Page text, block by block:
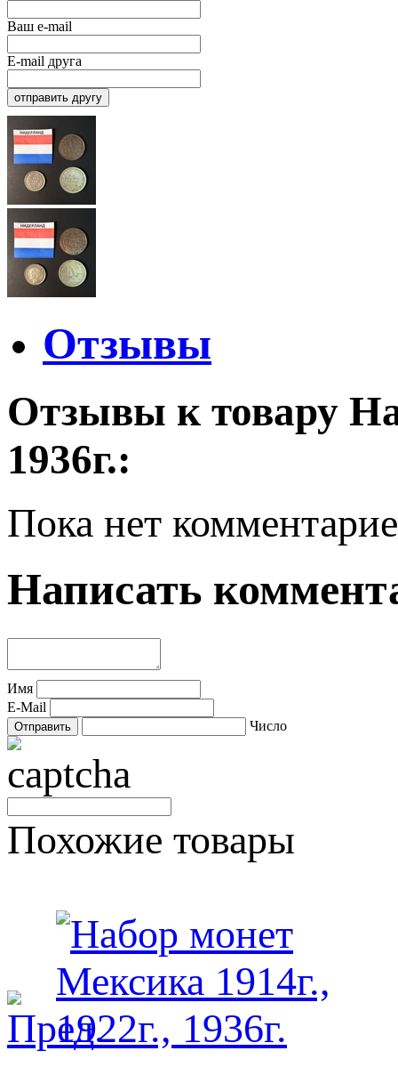
Ваш e-mail
E-mail друга
Отзывы
Отзывы к товару
1936г.:
Пока нет
Написать
Имя
E-Mail
Число
Похожие товары